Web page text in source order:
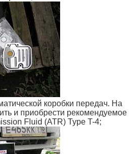
коробки передач. На
и приобрести рекомендуемое
Fluid (ATR) Type T-4;